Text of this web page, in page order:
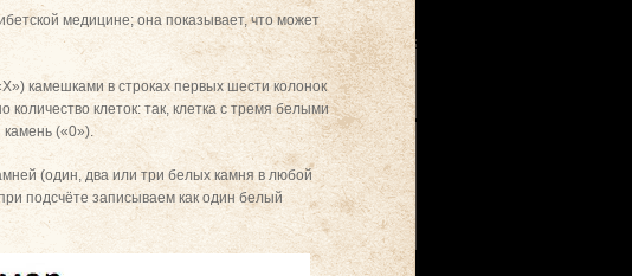
медицине; она показывает, что может
камешками в строках первых шести колонок
клеток: так, клетка с тремя белыми
(«0»).
(один, два или три белых камня в любой
подсчёте записываем как один белый